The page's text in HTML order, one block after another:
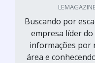
Buscando por
empresa líder do
informações por
área e